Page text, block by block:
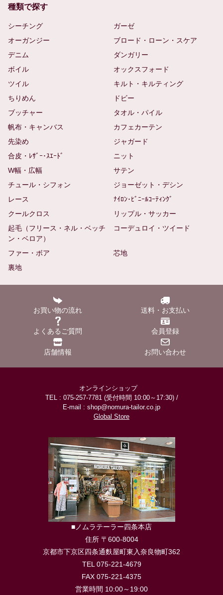
種類で探す
シーチング
ガーゼ
オーガンジー
ブロード・ローン・スケア
デニム
ダンガリー
ボイル
オックスフォード
ツイル
キルト・キルティング
ちりめん
ドビー
ブッチャー
タオル・パイル
帆布・キャンバス
カフェカーテン
先染め
ジャガード
合皮・ﾚｻﾞｰ･ｽｴｰﾄﾞ
ニット
W幅・広幅
サテン
チュール・シフォン
ジョーゼット・デシン
レース
ﾅｲﾛﾝ･ﾋﾞﾆｰﾙｺｰﾃｨﾝｸﾞ
クールクロス
リップル・サッカー
起毛（フリース・ネル・ベッチ
ン・ベロア）
コーデュロイ・ツイード
ファー・ボア
芯地
裏地
お買い物の流れ 送料・お支払い
よくあるご質問 会員登録
店舗情報 お問い合わせ
オンラインショップ
TEL : 075-257-7781 (受付時間 10:00～17:30) /
E-mail : shop@nomura-tailor.co.jp
Global Store
■ノムラテーラー四条本店
住所 〒600-8004
京都市下京区四条通麩屋町東入奈良物町362
TEL 075-221-4679
FAX 075-221-4375
営業時間 10:00～19:00